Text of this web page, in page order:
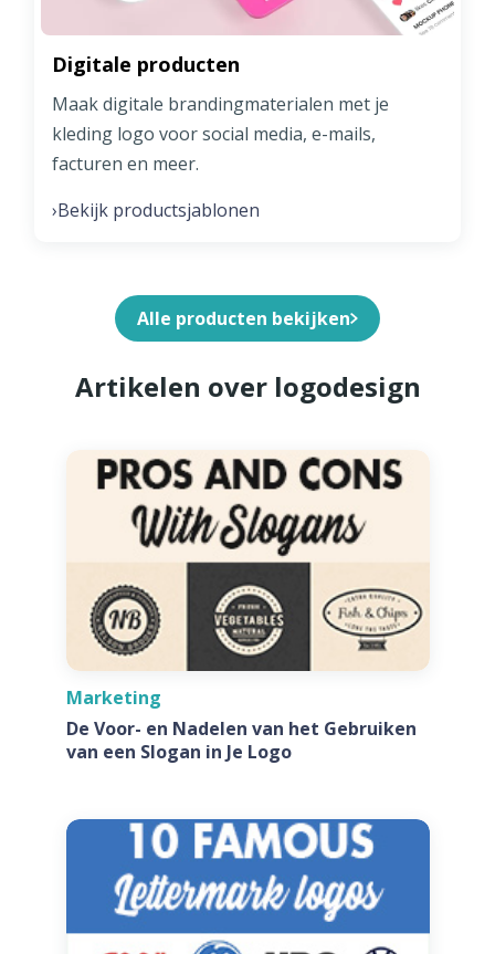
Digitale producten
Maak digitale brandingmaterialen met je
kleding logo voor social media, e-mails,
facturen en meer.
›Bekijk productsjablonen
Alle producten bekijken
Artikelen over logodesign
Marketing
De Voor- en Nadelen van het Gebruiken
van een Slogan in Je Logo